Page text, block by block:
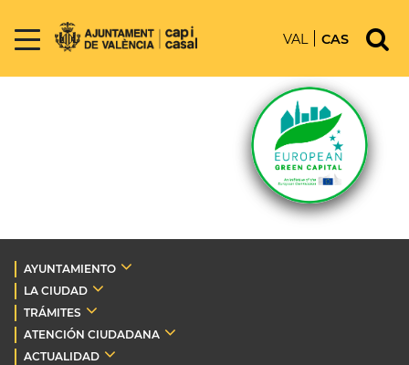
VAL CAS
AYUNTAMIENTO
LA CIUDAD
TRÁMITES
ATENCIÓN CIUDADANA
ACTUALIDAD